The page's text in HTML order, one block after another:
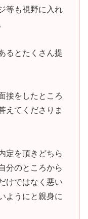
等も視野に入れ
るとたくさん提
接をしたところ
えてくださりま
定を頂きどちら
分のところから
けではなく悪い
ようにと親身に